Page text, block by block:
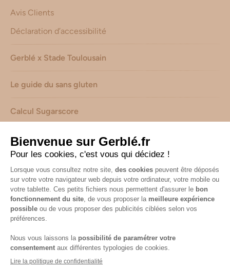
Avis Clients
Déclaration d’accessibilité
Gerblé x Stade Toulousain
Le guide du sans gluten
Calcul Sugarscore
Suivez-nous sur les réseaux !
Mentions légales Consignes de tri de nos emballages
Caractéristiques environnementales de nos emballages
(informations AGEC) -Avis & notes collectés parShopadvizor